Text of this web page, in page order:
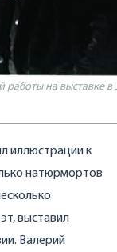
работы на выставке в
иллюстрации к
натюрмортов
выставил
Валерий